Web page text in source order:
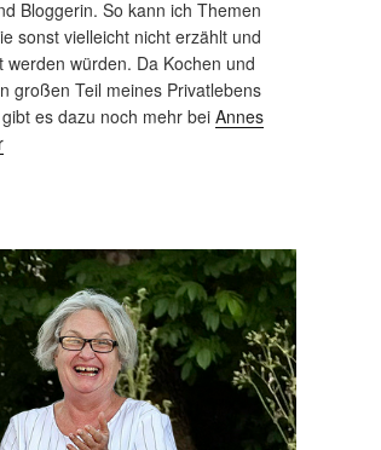
Bloggerin. So kann ich Themen
sonst vielleicht nicht erzählt und
werden würden. Da Kochen und
großen Teil meines Privatlebens
es dazu noch mehr bei Annes